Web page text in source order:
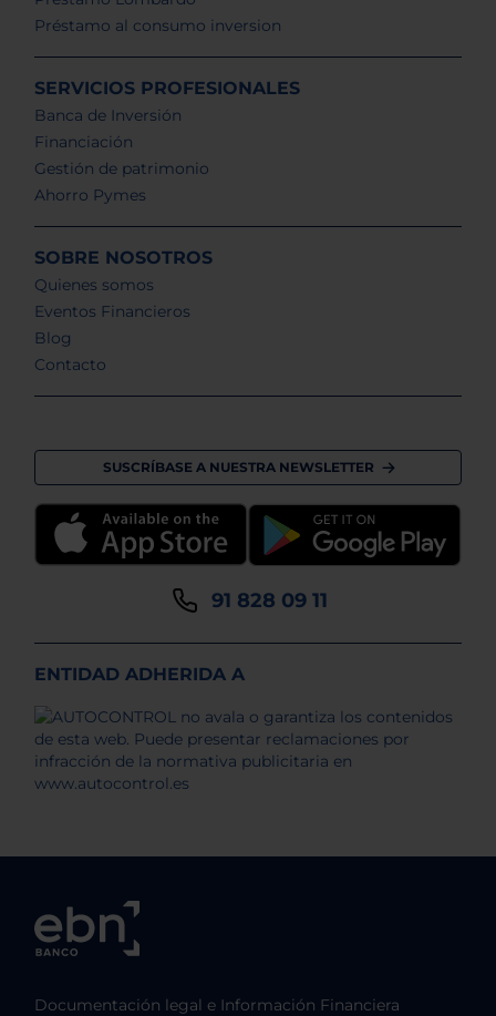
Préstamo al consumo inversion
SERVICIOS PROFESIONALES
Banca de Inversión
Financiación
Gestión de patrimonio
Ahorro Pymes
SOBRE NOSOTROS
Quienes somos
Eventos Financieros
Blog
Contacto
SUSCRÍBASE A NUESTRA NEWSLETTER
91 828 09 11
ENTIDAD ADHERIDA A
Documentación legal e Información Financiera